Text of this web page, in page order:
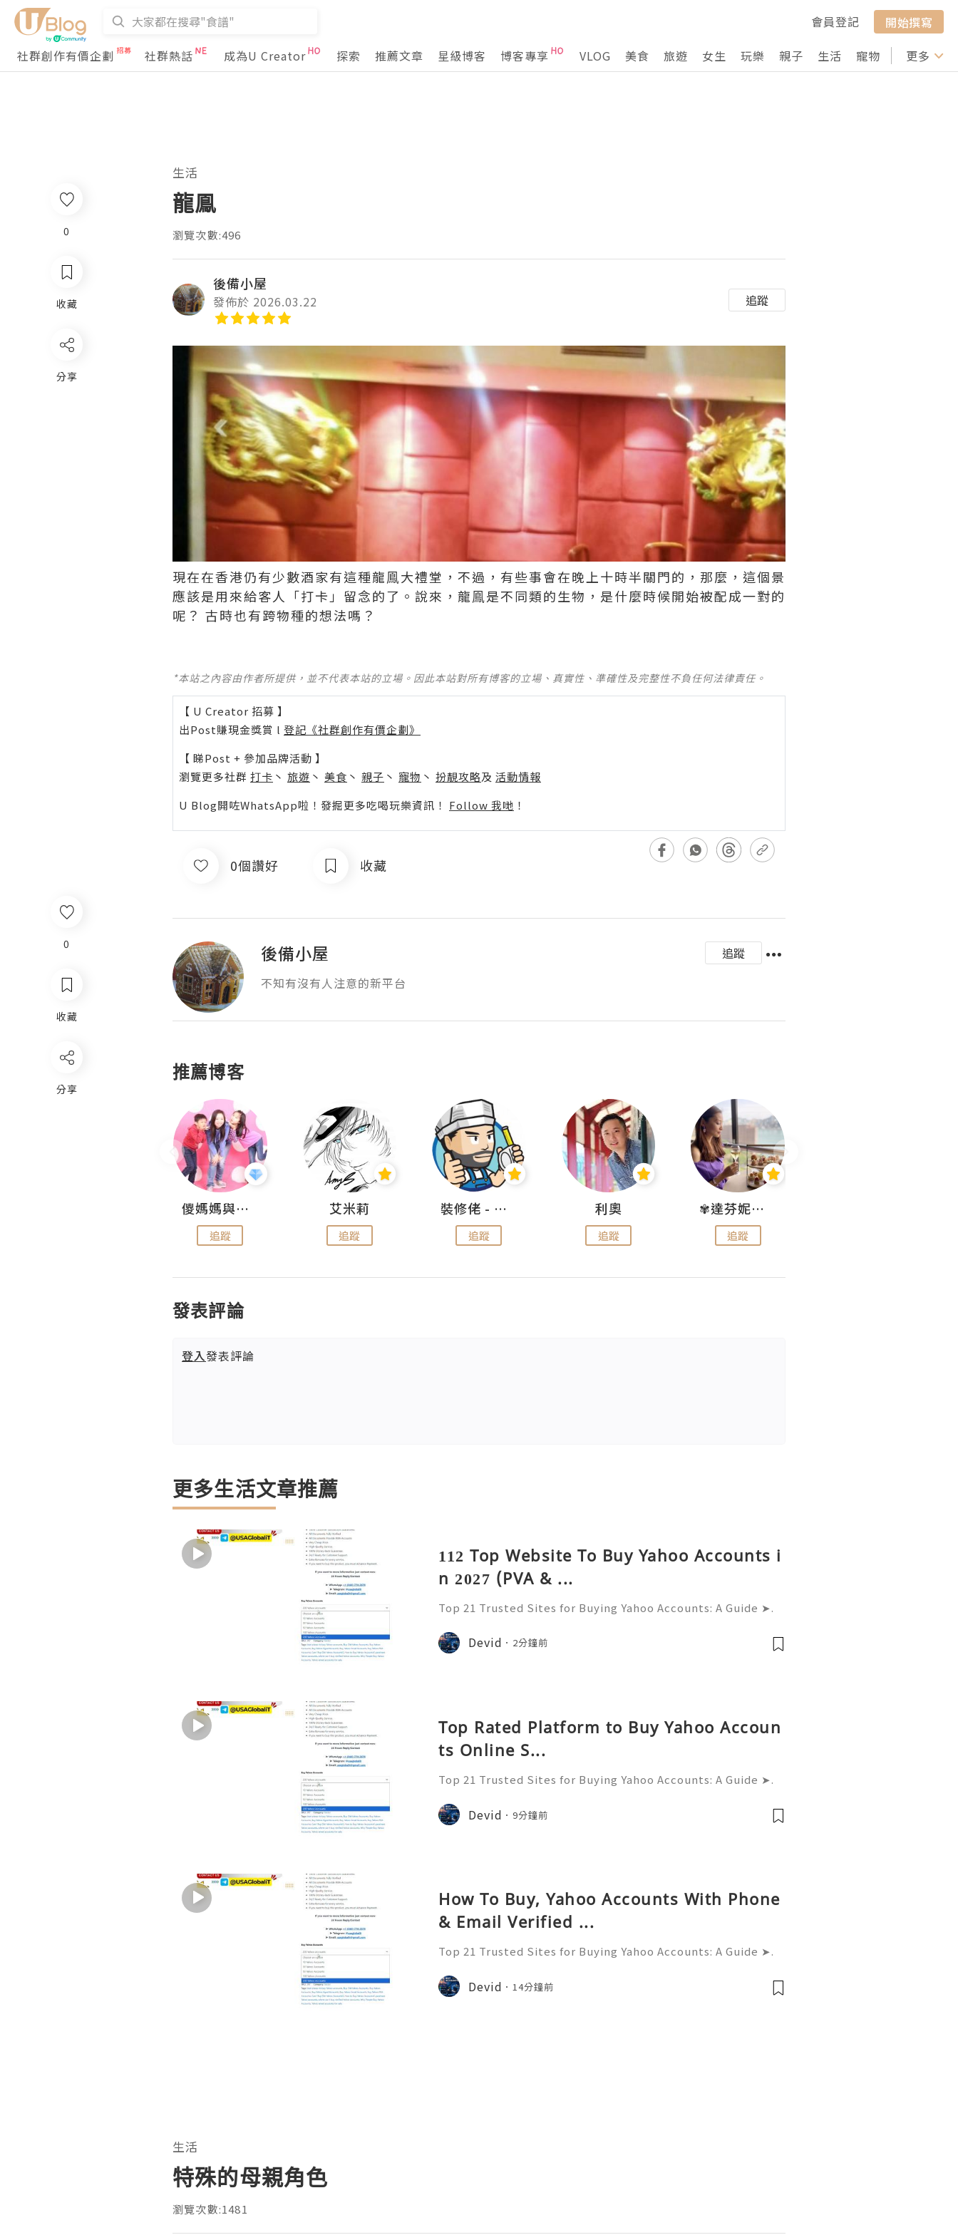
會員登記
開始撰寫
社群創作有價企劃
社群熱話 成為U Creator 探索 推薦文章 星級博客 博客專享 VLOG 美食 旅遊 女生 玩樂 親子 生活 寵物 行山 打卡
更多
0
收藏
分享
生活
龍鳯
瀏覽次數:496
後備小屋
發佈於 2026.03.22 追蹤
現在在香港仍有少數酒家有這種龍鳯大禮堂，不過，有些事會在晚上十時半關門的，那麼，這個景
應該是用來給客人「打卡」留念的了。說來，龍鳯是不同類的生物，是什麼時候開始被配成一對的
呢？ 古時也有跨物種的想法嗎？
*本站之內容由作者所提供，並不代表本站的立場。因此本站對所有博客的立場、真實性、準確性及完整性不負任何法律責任。
【 U Creator 招募 】
出Post賺現金獎賞 l 登記《社群創作有價企劃》
【 睇Post + 參加品牌活動 】
瀏覽更多社群 打卡 丶 旅遊 丶 美食 丶 親子 丶 寵物 丶 扮靚攻略及 活動情報
U Blog開咗WhatsApp啦！發掘更多吃喝玩樂資訊！ Follow 我哋 ！
0個讚好 收藏
後備小屋
追蹤
不知有沒有人注意的新平台
推薦博客
儍媽媽與兩隻小魔怪之家
追蹤
艾米莉
追蹤
裝修佬 - 香港一站式網上裝修平台
追蹤
利奧
追蹤
✾達芬妮•愛孩子•愛生活✾
追蹤
發表評論
登入發表評論
更多生活文章推薦
112 Top Website To Buy Yahoo Accounts i
n 2027 (PVA & ...
Top 21 Trusted Sites for Buying Yahoo Accounts: A Guide ➤.
➤ Email: usaglobalit@gmail.com ➤.➤.........➤.➤..........➤.➤......
Devid 2分鐘前
Top Rated Platform to Buy Yahoo Accoun
ts Online S...
Top 21 Trusted Sites for Buying Yahoo Accounts: A Guide ➤.
➤ Email: usaglobalit@gmail.com ➤.➤.........➤.➤..........➤.➤......
Devid 9分鐘前
How To Buy, Yahoo Accounts With Phone
& Email Verified ...
Top 21 Trusted Sites for Buying Yahoo Accounts: A Guide ➤.
➤ Email: usaglobalit@gmail.com ➤.➤.........➤.➤..........➤.➤......
Devid 14分鐘前
0
收藏
分享
生活
特殊的母親角色
瀏覽次數:1481